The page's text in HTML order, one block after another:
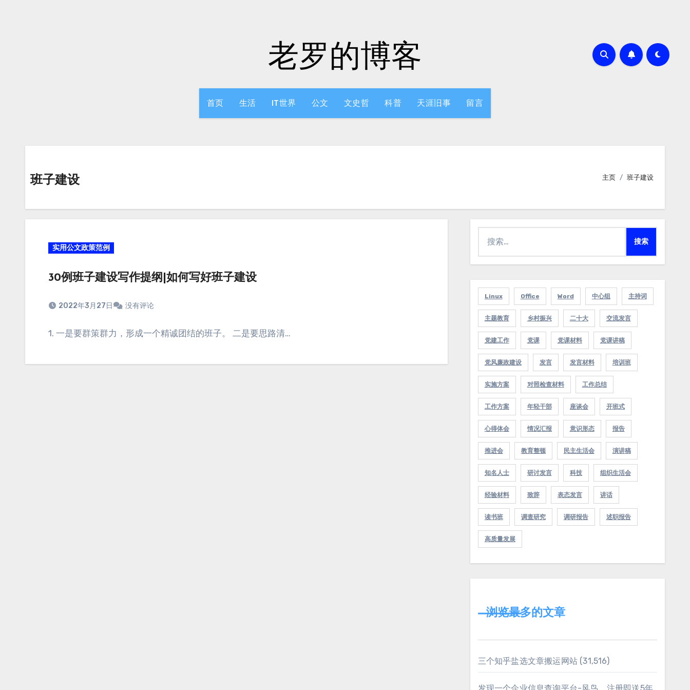
老罗的博客
首页 生活 IT世界 公文 文史哲 科普 天涯旧事 留言
班子建设 主页 班子建设
实用公文政策范例
30例班子建设写作提纲|如何写好班子建设
2022年3月27日 没有评论
1. 一是要群策群力，形成一个精诚团结的班子。 二是要思路清…
索：
Linux Office Word 中心组 主持词
主题教育 乡村振兴 二十大 交流发言
党建工作 党课 党课材料 党课讲稿
党风廉政建设 发言 发言材料 培训班
实施方案 对照检查材料 工作总结
工作方案 年轻干部 座谈会 开班式
心得体会 情况汇报 意识形态 报告
推进会 教育整顿 民主生活会 演讲稿
知名人士 研讨发言 科技 组织生活会
经验材料 致辞 表态发言 讲话
读书班 调查研究 调研报告 述职报告
高质量发展
浏览最多的文章
三个知乎盐选文章搬运网站 (31,516)